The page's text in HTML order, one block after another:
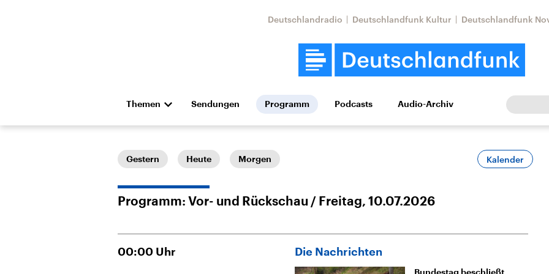
Deutschlandradio Deutschlandfunk Kultur Deutschlandfunk
Themen
Die Nachrichten Politik Wirtschaft Wissen Kultur Europa
Hörspiel und Feature Musik
Landtagswahl Sachsen-
Aktuelle Beiträge,
Nahostkonflikt
Aktuelle Lage und
Sendungen Programm Podcasts Audio-Archiv
Gestern Heute Morgen Kalender
Programm: Vor- und Rückschau Freitag, 10.07.2026
00:00 Uhr Die Nachrichten
Bundestag beschließt